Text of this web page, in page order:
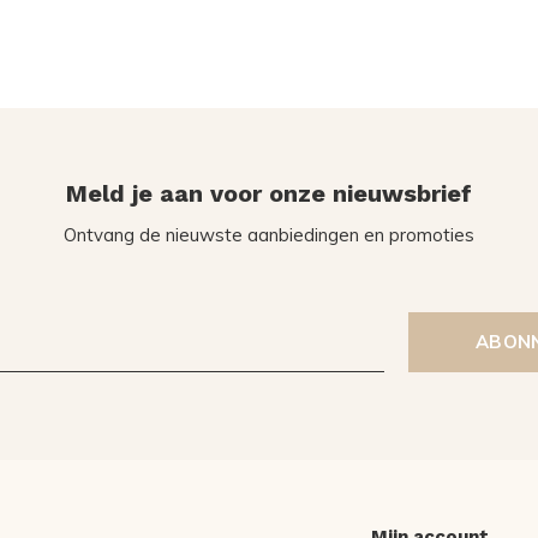
Meld je aan voor onze nieuwsbrief
Ontvang de nieuwste aanbiedingen en promoties